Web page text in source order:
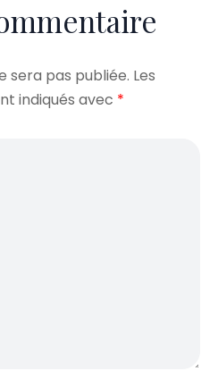
sera pas publiée. Les
indiqués avec *